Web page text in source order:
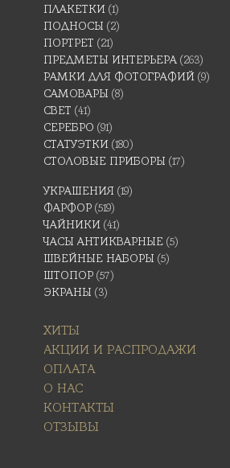
ПЛАКЕТКИ (1)
ПОДНОСЫ (2)
ПОРТРЕТ (21)
ПРЕДМЕТЫ ИНТЕРЬЕРА (263)
РАМКИ ДЛЯ ФОТОГРАФИЙ (9)
САМОВАРЫ (8)
СВЕТ (41)
СЕРЕБРО (91)
СТАТУЭТКИ (180)
СТОЛОВЫЕ ПРИБОРЫ (17)
УКРАШЕНИЯ (19)
ФАРФОР (519)
ЧАЙНИКИ (41)
ЧАСЫ АНТИКВАРНЫЕ (5)
ШВЕЙНЫЕ НАБОРЫ (5)
ШТОПОР (57)
ЭКРАНЫ (3)
ХИТЫ
АКЦИИ И РАСПРОДАЖИ
ОПЛАТА
О НАС
КОНТАКТЫ
ОТЗЫВЫ